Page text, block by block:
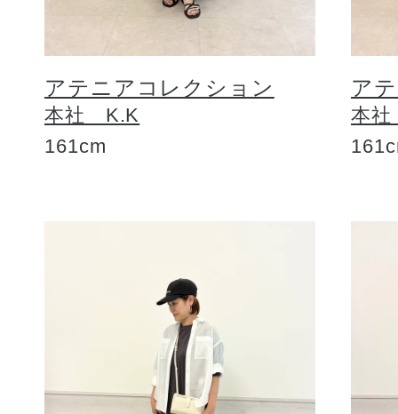
アテニアコレクション
本社 K.K
161cm
ア
本